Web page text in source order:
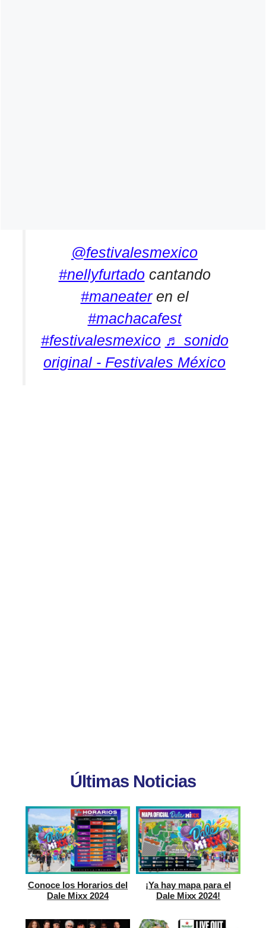
@festivalesmexico
#nellyfurtado cantando
#maneateren el
#machacafest
#festivalesmexico ♬ sonido
original - Festivales México
Últimas Noticias
Conoce los Horarios del
Dale Mixx 2024
¡Ya hay mapa para el
Dale Mixx 2024!